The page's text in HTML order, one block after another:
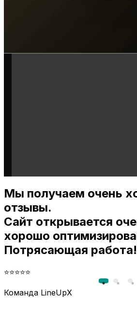
Мы получаем очень
отзывы.
Сайт открывается
хорошо
Потрясающая работа!
⭐⭐⭐⭐⭐
Команда LineUpX